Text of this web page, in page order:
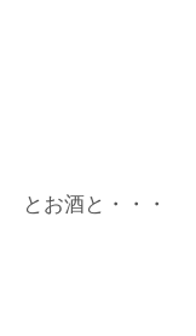
とお酒と・・・